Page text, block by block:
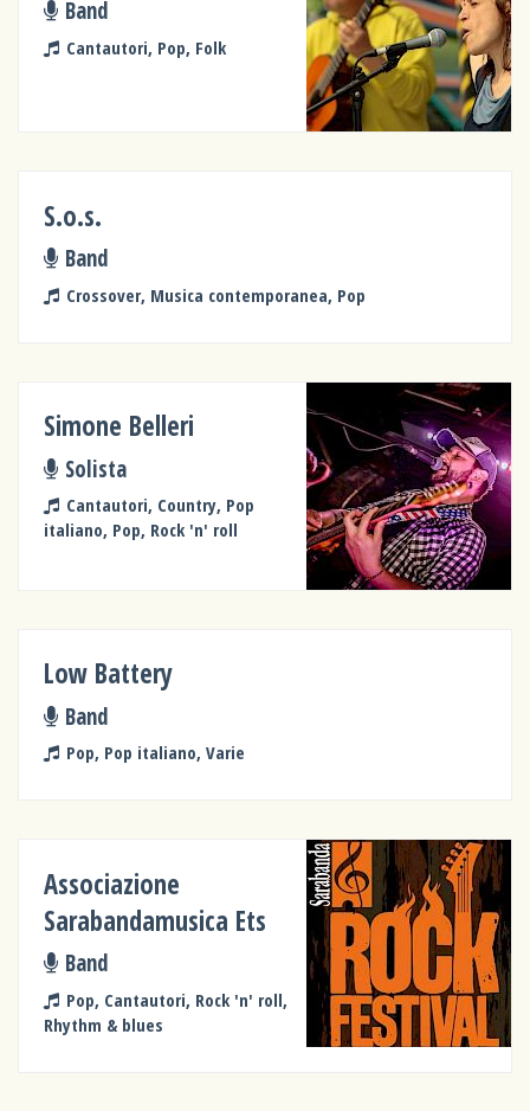
Band
Cantautori, Pop, Folk
S.o.s.
Band
Crossover, Musica contemporanea, Pop
Simone Belleri
Solista
Cantautori, Country, Pop
italiano, Pop, Rock 'n' roll
Low Battery
Band
Pop, Pop italiano, Varie
Associazione
Sarabandamusica Ets
Band
Pop, Cantautori, Rock 'n' roll,
Rhythm & blues